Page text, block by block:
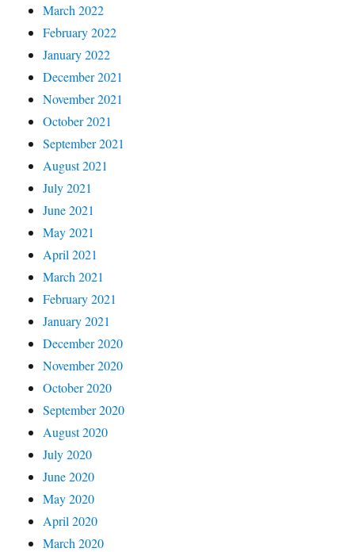
March 2022
February 2022
January 2022
December 2021
November 2021
October 2021
September 2021
August 2021
July 2021
June 2021
May 2021
April 2021
March 2021
February 2021
January 2021
December 2020
November 2020
October 2020
September 2020
August 2020
July 2020
June 2020
May 2020
April 2020
March 2020